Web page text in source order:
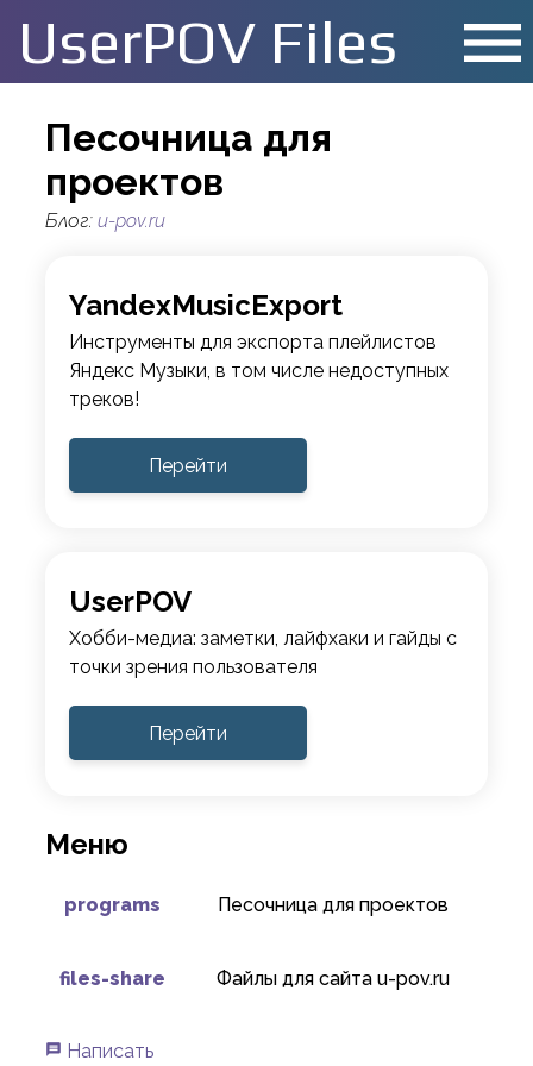
UserPOV Files menu
Песочница для
проектов
Блог: u-pov.ru
YandexMusicExport
Инструменты для экспорта плейлистов
Яндекс Музыки, в том числе недоступных
треков!
Перейти
UserPOV
Хобби-медиа: заметки, лайфхаки и гайды с
точки зрения пользователя
Перейти
Меню
programs Песочница для проектов
files-share Файлы для сайта u-pov.ru
message Написать